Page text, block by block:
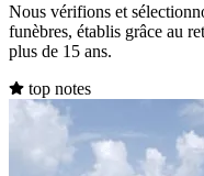
Nous vérifions et
funèbres, établis grâce au
plus de 15 ans.
top notes